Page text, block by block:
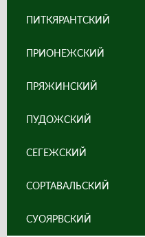
ПИТКЯРАНТСКИЙ
ПРИОНЕЖСКИЙ
ПРЯЖИНСКИЙ
ПУДОЖСКИЙ
СЕГЕЖСКИЙ
СОРТАВАЛЬСКИЙ
СУОЯРВСКИЙ